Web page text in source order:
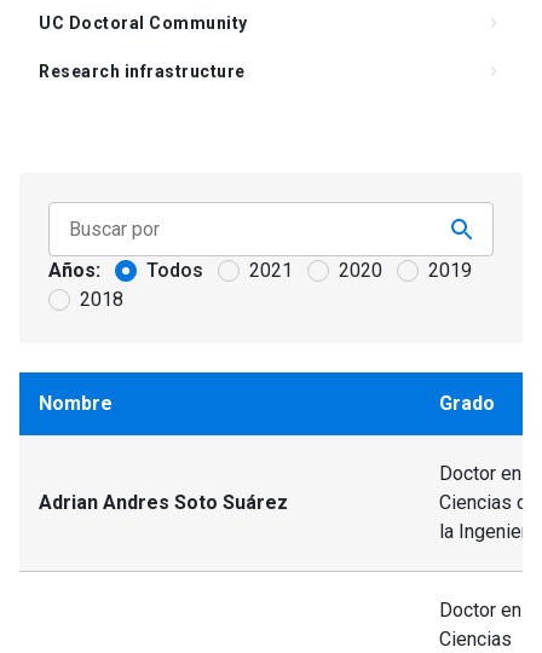
UC Doctoral Community keyboard_arrow_right
Research infrastructure keyboard_arrow_right
Años: Todos 2021 2020
2019
2018
Nombre Grado
Adrian Andres Soto Suárez
Doctor en
Ciencias de
la Ingeniería
Doctor en
Ciencias